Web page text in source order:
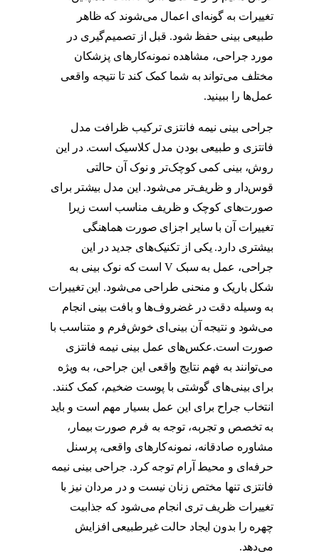
تغییرات به گونه‌ای اعمال می‌شوند که ظاهر
طبیعی بینی حفظ شود. قبل از تصمیم‌گیری در
مورد جراحی، مشاهده نمونه‌کارهای پزشکان
مختلف می‌تواند به شما کمک کند تا نتیجه واقعی
عمل‌ها را ببینید.
جراحی بینی نیمه فانتزی ترکیب ظرافت مدل
فانتزی و طبیعی بودن مدل کلاسیک است. در این
روش، بینی کمی کوچک‌تر و نوک آن حالتی
قوس‌دار و ظریف‌تر می‌شود. این مدل بیشتر برای
صورت‌های کوچک و ظریف مناسب است زیرا
تغییرات آن با سایر اجزای صورت هماهنگی
بیشتری دارد. یکی از تکنیک‌های جدید در این
جراحی، عمل به سبک V است که نوک بینی به
شکل باریک و منحنی طراحی می‌شود. این تغییرات
به وسیله دقت در غضروف‌ها و بافت بینی انجام
می‌شود و نتیجه آن بینی‌ای خوش‌فرم و متناسب با
صورت است.عکس‌های عمل بینی نیمه فانتزی
می‌توانند به فهم نتایج واقعی این جراحی، به ویژه
برای بینی‌های گوشتی با پوست ضخیم، کمک کنند.
انتخاب جراح برای این عمل بسیار مهم است و باید
به تخصص و تجربه، توجه به فرم صورت بیمار،
مشاوره صادقانه، نمونه‌کارهای واقعی، پرسنل
حرفه‌ای و محیط آرام توجه کرد. جراحی بینی نیمه
فانتزی تنها مختص زنان نیست و در مردان نیز با
تغییرات ظریف تری انجام می‌شود که جذابیت
چهره را بدون ایجاد حالت غیرطبیعی افزایش
می‌دهد.